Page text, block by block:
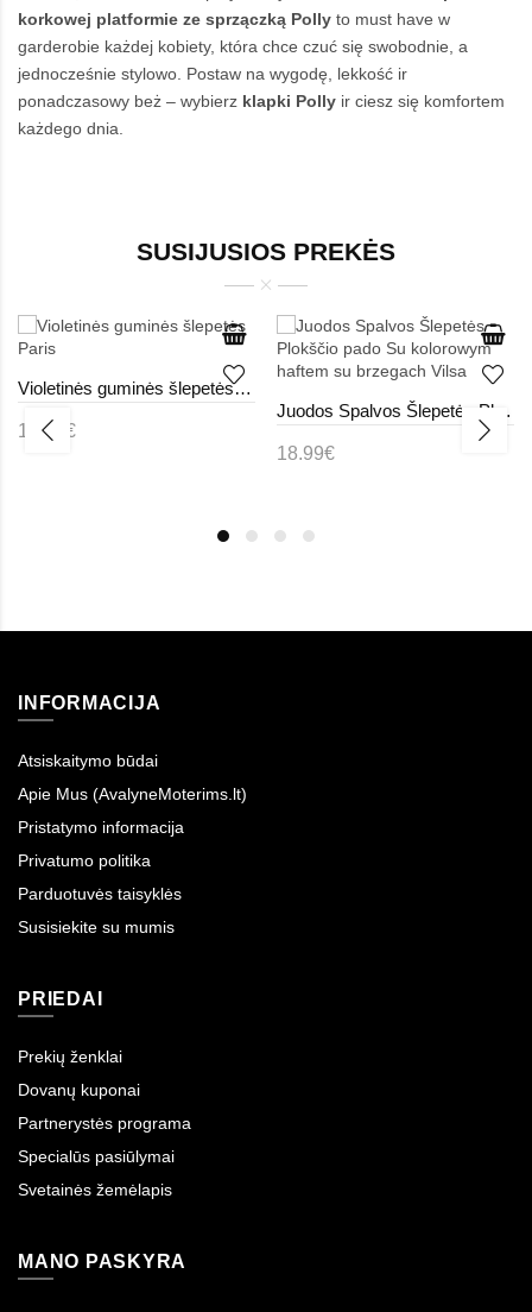
korkowej platformie ze sprzączką Polly to must have w
garderobie każdej kobiety, która chce czuć się swobodnie, a
jednocześnie stylowo. Postaw na wygodę, lekkość ir
ponadczasowy beż – wybierz klapki Polly ir ciesz się komfortem
każdego dnia.
SUSIJUSIOS PREKĖS
Violetinės guminės šlepetės Paris
17.99€
Juodos Spalvos Šlepetės Plokščio pado Su kolorowym haftem su brzegach Vilsa
18.99€
INFORMACIJA
Atsiskaitymo būdai
Apie Mus (AvalyneMoterims.lt)
Pristatymo informacija
Privatumo politika
Parduotuvės taisyklės
Susisiekite su mumis
PRIEDAI
Prekių ženklai
Dovanų kuponai
Partnerystės programa
Specialūs pasiūlymai
Svetainės žemėlapis
MANO PASKYRA